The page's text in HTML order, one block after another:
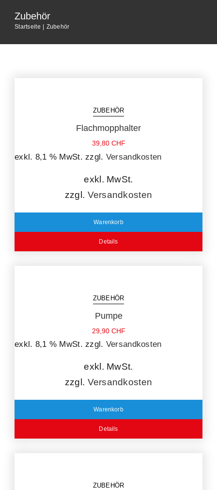
Home
Unternehmen
Zubehör
Startseite Zubehör
ZUBEHÖR
Flachmopphalter
39,80 CHF
exkl. 8,1 % MwSt. zzgl. Versandkosten
exkl. MwSt.
zzgl. Versandkosten
Warenkorb
Details
ZUBEHÖR
Pumpe
29,90 CHF
exkl. 8,1 % MwSt. zzgl. Versandkosten
exkl. MwSt.
zzgl. Versandkosten
Warenkorb
Details
ZUBEHÖR